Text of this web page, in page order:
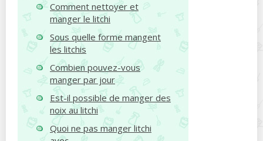
Comment nettoyer et
manger le litchi
Sous quelle forme mangent
les litchis
Combien pouvez-vous
manger par jour
Est-il possible de manger des
noix au litchi
Quoi ne pas manger litchi